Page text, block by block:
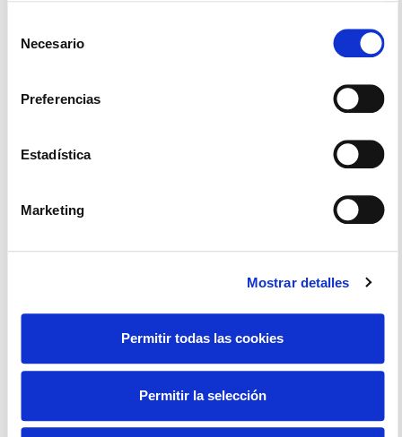
Necesario
Preferencias
Estadística
Marketing
Mostrar detalles
Permitir todas las cookies
Permitir la selección
B2com Incorpora Inteligencia
inteligencia artificial a su plataforma
Aitor Mercero 4 agosto 2026